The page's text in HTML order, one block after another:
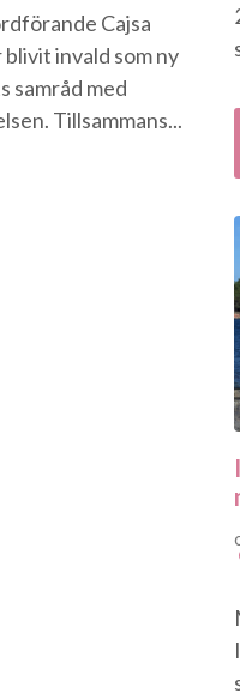
Cajsa
invald som ny
samråd med
Tillsammans...